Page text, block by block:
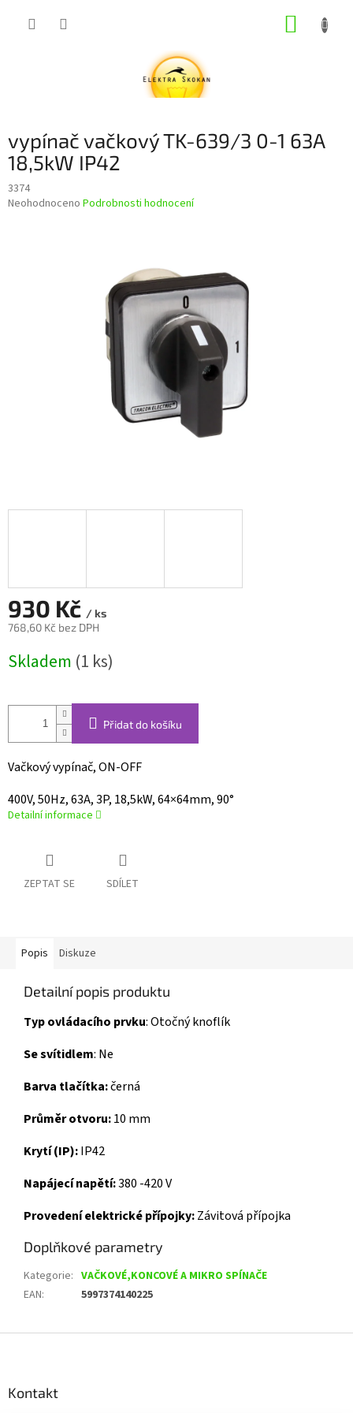
vypínač vačkový TK-639/3 0-1 63A
18,5kW IP42
3374
Průměrné
Neohodnoceno Podrobnosti hodnocení
930 Kč / ks
768,60 Kč bez DPH
cena:
Skladem (1 ks)
Přidat do košíku
Vačkový vypínač, ON-OFF
400V, 50Hz, 63A, 3P, 18,5kW, 64×64mm, 90°
Detailní informace
ZEPTAT SE SDÍLET
Popis Diskuze
Detailní popis produktu
Typ ovládacího prvku:Otočný knoflík
Se svítidlem: Ne
Barva tlačítka:černá
Průměr otvoru:10 mm
Krytí (IP):IP42
Napájecí napětí:380 -420 V
Provedení elektrické přípojky:Závitová přípojka
Doplňkové parametry
Kategorie: VAČKOVÉ,KONCOVÉ A MIKRO SPÍNAČE
EAN: 5997374140225
Kontakt